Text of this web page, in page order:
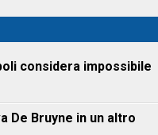
considera impossibile
De Bruyne in un altro